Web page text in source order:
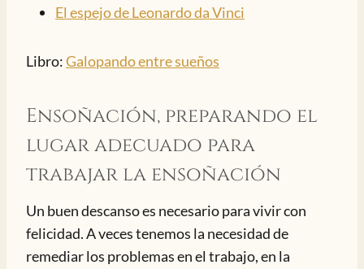
El espejo de Leonardo da Vinci
Libro:Galopando entre sueños
Ensoñación, preparando el
lugar adecuado para
trabajar la ensoñación
Un buen descanso es necesario para vivir con
felicidad. A veces tenemos la necesidad de
remediar los problemas en el trabajo, en la